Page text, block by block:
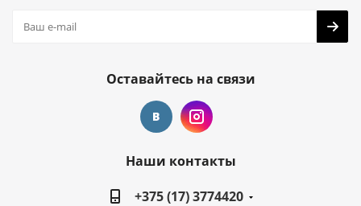
Оставайтесь на связи
Наши контакты
+375 (17) 3774420